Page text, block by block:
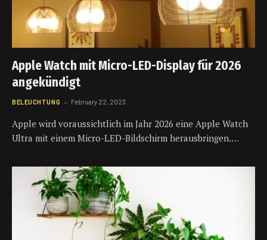
Apple Watch mit Micro-LED-Display für 2026
angekündigt
BELEUCHTUNG February 22, 2023
Apple wird voraussichtlich im Jahr 2026 eine Apple Watch
Ultra mit einem Micro-LED-Bildschirm herausbringen.…